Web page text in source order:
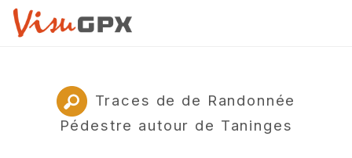
Traces de de Randonnée
Pédestre autour de Taninges